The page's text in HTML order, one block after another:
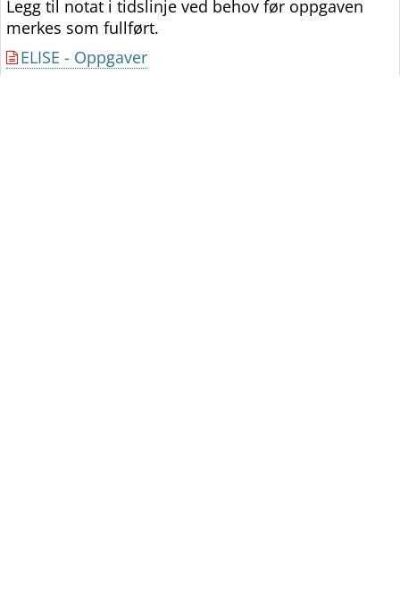
Legg til notat i tidslinje ved behov før oppgaven
merkes som fullført.
ELISE - Oppgaver